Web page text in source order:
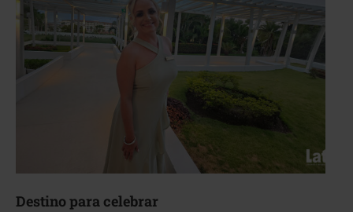
Destino para celebrar